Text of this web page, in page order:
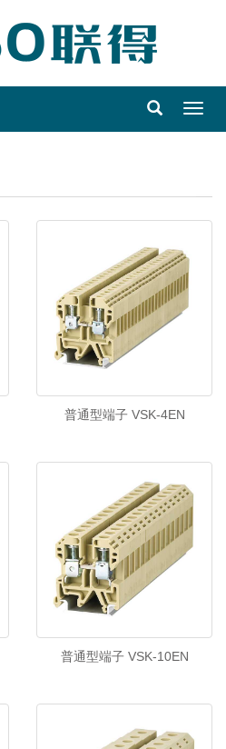
普通型端子 VSK-4EN
普通型端子 VSK-10EN